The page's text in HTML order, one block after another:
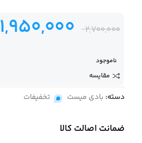
2,700,000
1,950,000
ناموجود
مقایسه
دسته: بادی میست , تخفیفات
ضمانت اصالت کالا